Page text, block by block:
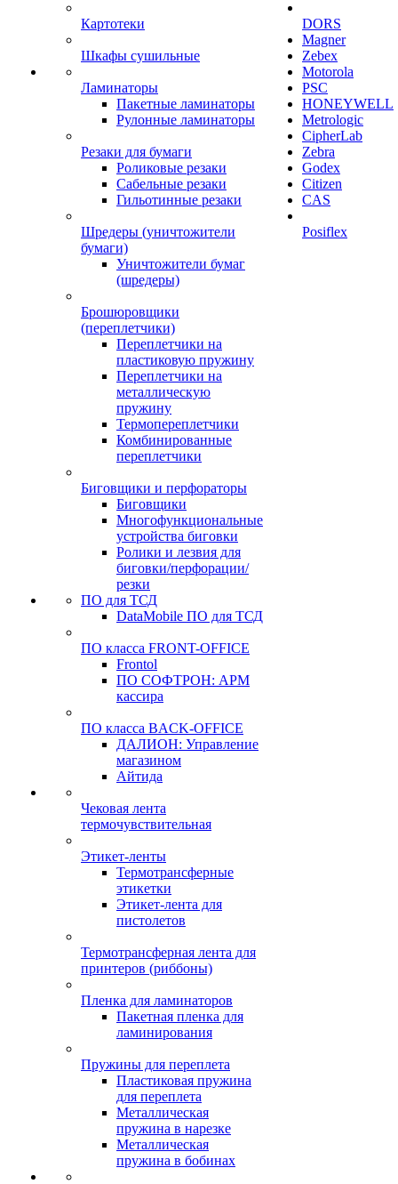
Картотеки
Шкафы сушильные
Ламинаторы
Пакетные ламинаторы
Рулонные ламинаторы
Резаки для бумаги
Роликовые резаки
Сабельные резаки
Гильотинные резаки
Шредеры (уничтожители
бумаги)
Уничтожители бумаг
(шредеры)
Брошюровщики
(переплетчики)
Переплетчики на
пластиковую пружину
Переплетчики на
металлическую
пружину
Термопереплетчики
Комбинированные
переплетчики
Биговщики и перфораторы
Биговщики
Многофункциональные
устройства биговки
Ролики и лезвия для
биговки/перфорации/
резки
ПО для ТСД
DataMobile ПО для ТСД
ПО класса FRONT-OFFICE
Frontol
ПО СОФТРОН: АРМ
кассира
ПО класса BACK-OFFICE
ДАЛИОН: Управление
магазином
Айтида
Чековая лента
термочувствительная
Этикет-ленты
Термотрансферные
этикетки
Этикет-лента для
пистолетов
Термотрансферная лента для
принтеров (риббоны)
Пленка для ламинаторов
Пакетная пленка для
ламинирования
Пружины для переплета
Пластиковая пружина
для переплета
Металлическая
пружина в нарезке
Металлическая
пружина в бобинах
DORS
Magner
Zebex
Motorola
PSC
HONEYWELL
Metrologic
CipherLab
Zebra
Godex
Citizen
CAS
Posiflex